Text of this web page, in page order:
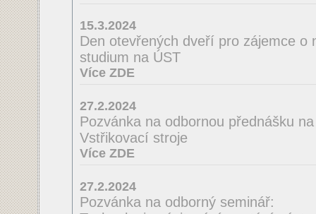
15.3.2024
Den otevřených dveří pro zájemce o
studium na ÚST
Více ZDE
27.2.2024
Pozvánka na odbornou přednášku
Vstřikovací stroje
Více ZDE
27.2.2024
Pozvánka na odborný seminář: